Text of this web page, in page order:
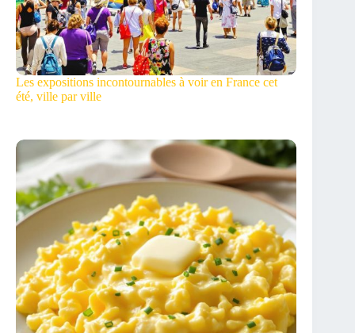
Les expositions incontournables à voir en France cet
été, ville par ville